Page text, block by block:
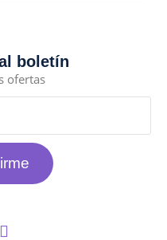
boletín
ofertas